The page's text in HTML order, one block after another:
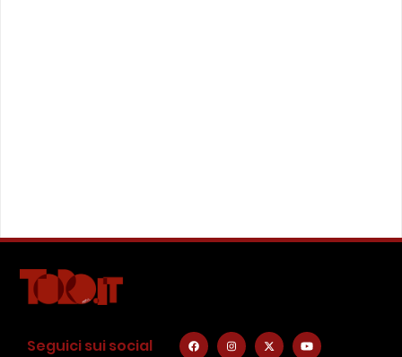
Seguici sui social